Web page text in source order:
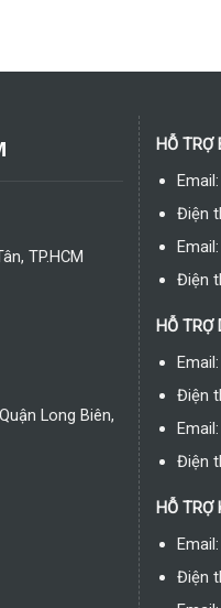
TP.HCM
Long Biên,
HỖ TRỢ
Điện
Điện
HỖ TRỢ
Điện
Điện
HỖ TRỢ
Điện